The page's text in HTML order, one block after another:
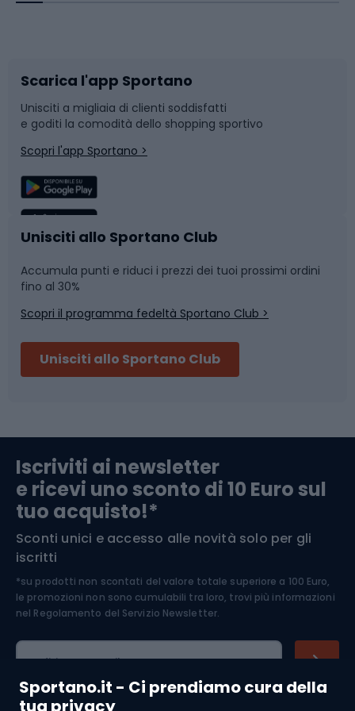
Sportano.it - Ci prendiamo cura della
tua privacy
Bushcraft
Corsa
Sport di squadra
Caschi da ciclismo
Skitouring
Abbigliamento da escursionismo
Slitte e slittini
Snowboard
Camminata nordica
Nuoto
Pattinaggio
Componenti per biciclette
Arrampicata
Medicina dello sport
Abbigliamento ciclistico
Scarica l'app Sportano
Unisciti a migliaia di clienti soddisfatti
e goditi la comodità dello shopping sportivo
Scopri l'app Sportano >
Unisciti allo Sportano Club
Accumula punti e riduci i prezzi dei tuoi prossimi ordini
fino al 30%
Scopri il programma fedeltà Sportano Club >
Unisciti allo Sportano Club
Iscriviti ai newsletter
e ricevi uno sconto di 10 Euro sul
tuo acquisto!*
Sconti unici e accesso alle novità solo per gli
iscritti
*su prodotti non scontati del valore totale superiore a 100 Euro,
le promozioni non sono cumulabili tra loro, trovi più informazioni
nel Regolamento del Servizio Newsletter.
Indirizzo e-mail